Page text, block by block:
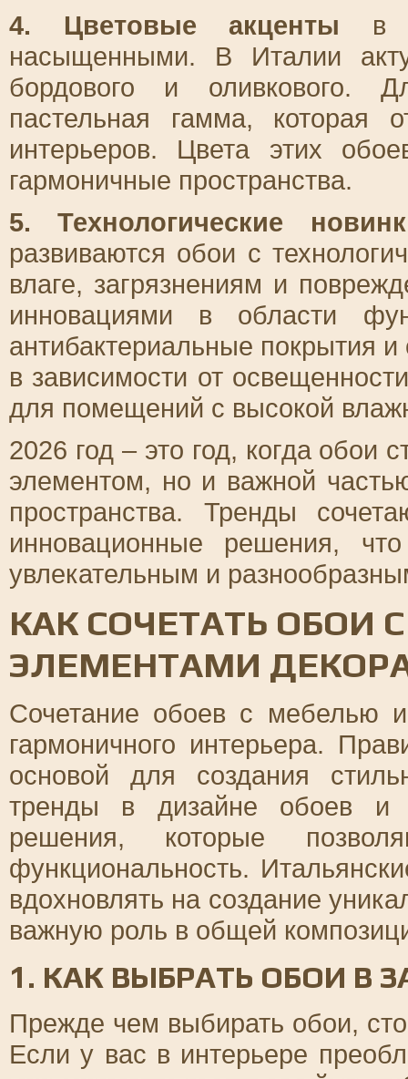
4. Цветовые акценты в
насыщенными. В Италии
бордового и оливкового.
пастельная гамма, которая
интерьеров. Цвета этих
гармоничные пространства.
5. Технологические
развиваются обои с
влаге, загрязнениям и
инновациями в области
антибактериальные покрытия
в зависимости от
для помещений с высокой
2026 год – это год, когда обои
элементом, но и важной
пространства. Тренды
инновационные решения,
увлекательным и
КАК СОЧЕТАТЬ ОБОИ
ЭЛЕМЕНТАМИ
Сочетание обоев с мебелью
гармоничного интерьера.
основой для создания
тренды в дизайне обоев и
решения, которые
функциональность.
вдохновлять на создание
важную роль в общей
1. КАК ВЫБРАТЬ ОБОИ В
Прежде чем выбирать обои,
Если у вас в интерьере